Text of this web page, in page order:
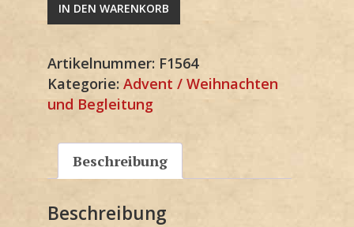
IN DEN WARENKORB
Artikelnummer: F1564
Kategorie: Advent / Weihnachten
und Begleitung
Beschreibung
Beschreibung